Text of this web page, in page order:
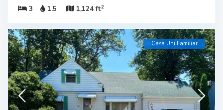
3
1.5 1,124 ft2
Casa Uni Familiar